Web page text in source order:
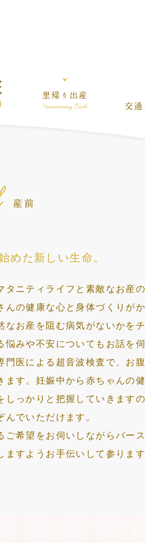
めた新しい生命。
タニティライフと素敵なお産の
んの健康な心と身体づくりがか
なお産を阻む病気がないかを
悩みや不安についてもお話を
門医による超音波検査で、お
ます。妊娠中から赤ちゃんの
しっかりと把握していきますの
でいただけます。
ご希望をお伺いしながらバー
ますようお手伝いして参ります